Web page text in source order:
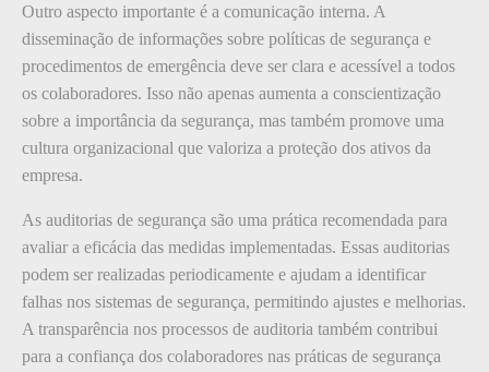
Outro aspecto importante é a comunicação interna. A
disseminação de informações sobre políticas de segurança e
procedimentos de emergência deve ser clara e acessível a todos
os colaboradores. Isso não apenas aumenta a conscientização
sobre a importância da segurança, mas também promove uma
cultura organizacional que valoriza a proteção dos ativos da
empresa.
As auditorias de segurança são uma prática recomendada para
avaliar a eficácia das medidas implementadas. Essas auditorias
podem ser realizadas periodicamente e ajudam a identificar
falhas nos sistemas de segurança, permitindo ajustes e melhorias.
A transparência nos processos de auditoria também contribui
para a confiança dos colaboradores nas práticas de segurança